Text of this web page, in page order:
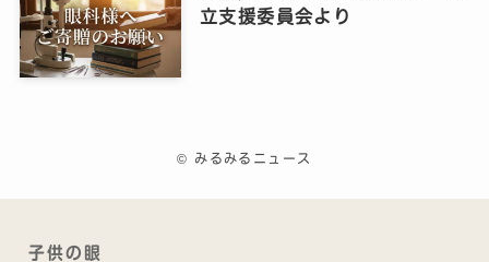
立支援委員会より
© みるみるニュース
子供の眼